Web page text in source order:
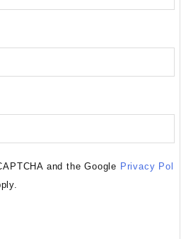
and the Google Privacy Pol